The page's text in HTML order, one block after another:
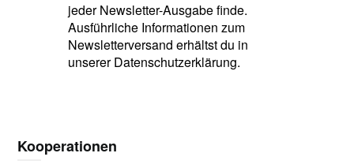
jeder Newsletter-Ausgabe finde.
Ausführliche Informationen zum
Newsletterversand erhältst du in
unserer Datenschutzerklärung.
Kooperationen